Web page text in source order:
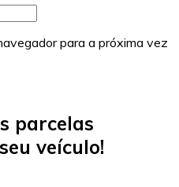
para a próxima vez
parcelas
veículo!